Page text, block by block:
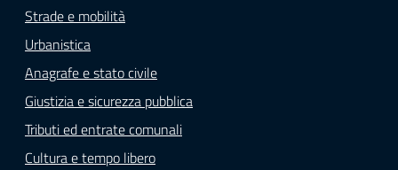
Strade e mobilità
Urbanistica
Anagrafe e stato civile
Giustizia e sicurezza pubblica
Tributi ed entrate comunali
Cultura e tempo libero